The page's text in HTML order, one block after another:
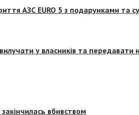
АЗС EURO 5 з подарунками та
у власників та передавати
вбивством